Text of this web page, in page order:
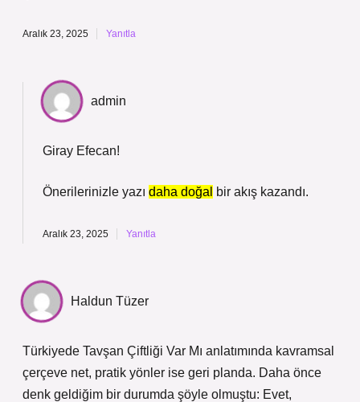
Aralık 23, 2025 Yanıtla
admin
Giray Efecan!
Önerilerinizle yazı daha doğal bir akış kazandı.
Aralık 23, 2025 Yanıtla
Haldun Tüzer
Türkiyede Tavşan Çiftliği Var Mı anlatımında kavramsal
çerçeve net, pratik yönler ise geri planda. Daha önce
denk geldiğim bir durumda şöyle olmuştu: Evet,